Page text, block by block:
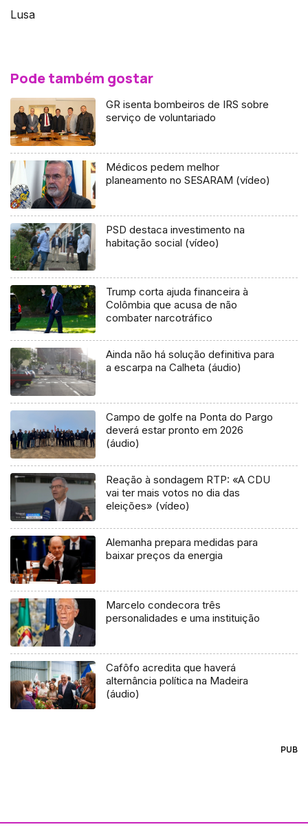
Lusa
Pode também gostar
GR isenta bombeiros de IRS sobre
serviço de voluntariado
Médicos pedem melhor
planeamento no SESARAM (vídeo)
PSD destaca investimento na
habitação social (vídeo)
Trump corta ajuda financeira à
Colômbia que acusa de não
combater narcotráfico
Ainda não há solução definitiva para
a escarpa na Calheta (áudio)
Campo de golfe na Ponta do Pargo
deverá estar pronto em 2026
(áudio)
Reação à sondagem RTP: «A CDU
vai ter mais votos no dia das
eleições» (vídeo)
Alemanha prepara medidas para
baixar preços da energia
Marcelo condecora três
personalidades e uma instituição
Cafôfo acredita que haverá
alternância política na Madeira
(áudio)
PUB